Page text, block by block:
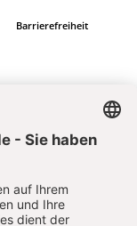
Barrierefreiheit